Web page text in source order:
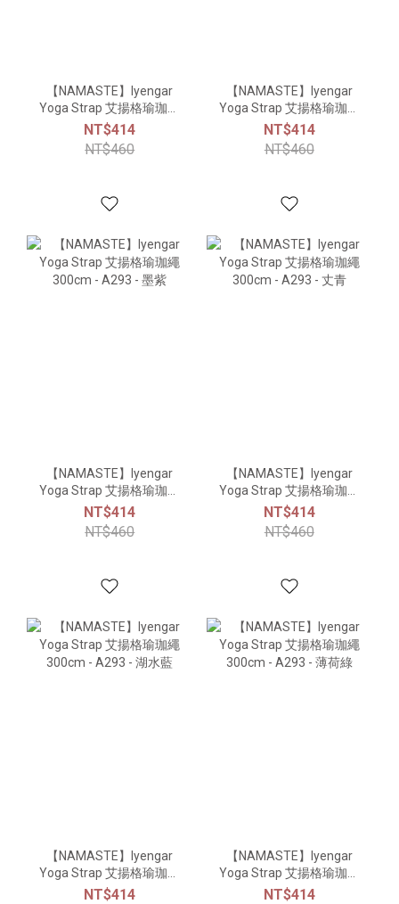
【NAMASTE】Iyengar
Yoga Strap 艾揚格瑜珈繩
300cm - A293 - 酒紅
NT$414
NT$460
【NAMASTE】Iyengar
Yoga Strap 艾揚格瑜珈繩
300cm - A293 - 鐵灰
NT$414
NT$460
【NAMASTE】Iyengar
Yoga Strap 艾揚格瑜珈繩
300cm - A293 - 墨紫
NT$414
NT$460
【NAMASTE】Iyengar
Yoga Strap 艾揚格瑜珈繩
300cm - A293 - 丈青
NT$414
NT$460
【NAMASTE】Iyengar
Yoga Strap 艾揚格瑜珈繩
300cm - A293 - 湖水藍
NT$414
【NAMASTE】Iyengar
Yoga Strap 艾揚格瑜珈繩
300cm - A293 - 薄荷綠
NT$414